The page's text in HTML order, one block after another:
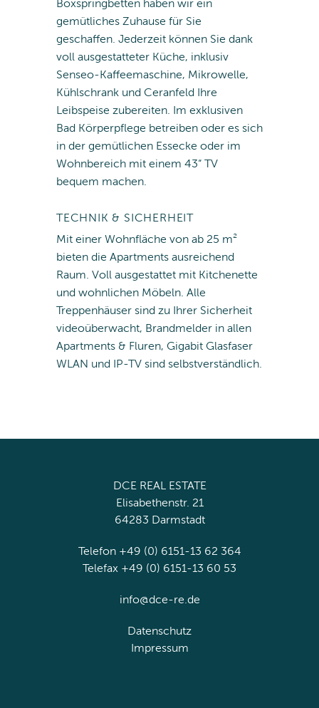
Boxspringbetten haben wir ein
gemütliches Zuhause für Sie
geschaffen. Jederzeit können Sie dank
voll ausgestatteter Küche, inklusiv
Senseo-Kaffeemaschine, Mikrowelle,
Kühlschrank und Ceranfeld Ihre
Leibspeise zubereiten. Im exklusiven
Bad Körperpflege betreiben oder es sich
in der gemütlichen Essecke oder im
Wohnbereich mit einem 43“ TV
bequem machen.
TECHNIK & SICHERHEIT
Mit einer Wohnfläche von ab 25 m²
bieten die Apartments ausreichend
Raum. Voll ausgestattet mit Kitchenette
und wohnlichen Möbeln. Alle
Treppenhäuser sind zu Ihrer Sicherheit
videoüberwacht, Brandmelder in allen
Apartments & Fluren, Gigabit Glasfaser
WLAN und IP-TV sind selbstverständlich.
DCE REAL ESTATE
Elisabethenstr. 21
64283 Darmstadt
Telefon +49 (0) 6151-13 62 364
Telefax +49 (0) 6151-13 60 53
info@dce-re.de
Datenschutz
Impressum